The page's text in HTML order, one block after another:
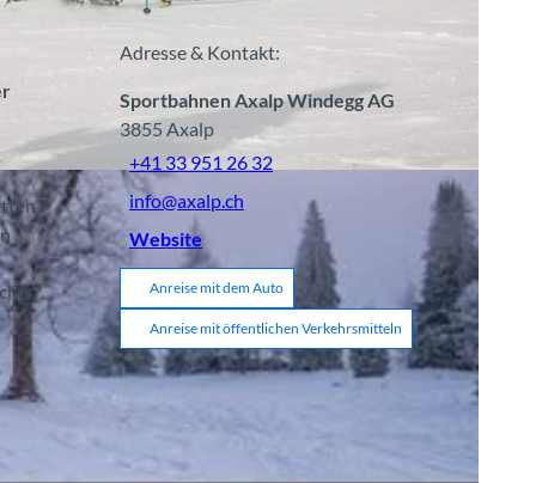
| CC-BY-SA
Adresse & Kontakt:
Sportbahnen Axalp Windegg AG
3855Axalp
+41 33 951 26 32
info@axalp.ch
Website
Anreise mit dem Auto
Anreise mit öffentlichen Verkehrsmitteln